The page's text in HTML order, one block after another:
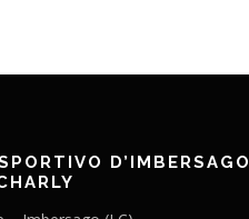
D’IMBERSAGO